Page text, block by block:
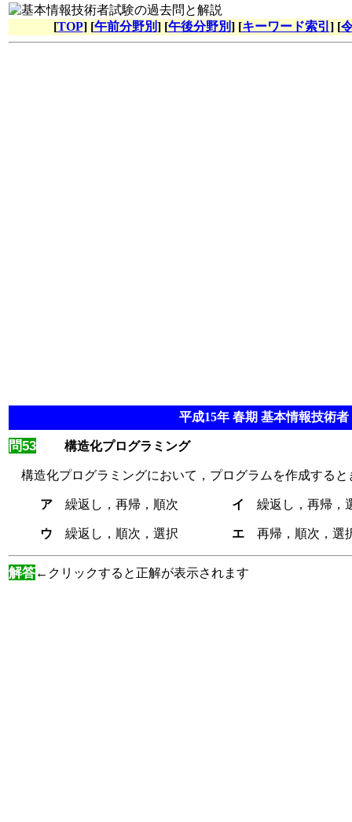
[TOP] [午前分野別] [午後分野別] [キーワード索引 ] [
平成15年 春期 基本情報技術者
問53 構造化プログラミング
構造化プログラミングにおいて，プログラムを作成する
ア 繰返し，再帰，順次 イ 繰返し，再帰，
ウ 繰返し，順次，選択 エ 再帰，順次，選
解答←クリックすると正解が表示されます